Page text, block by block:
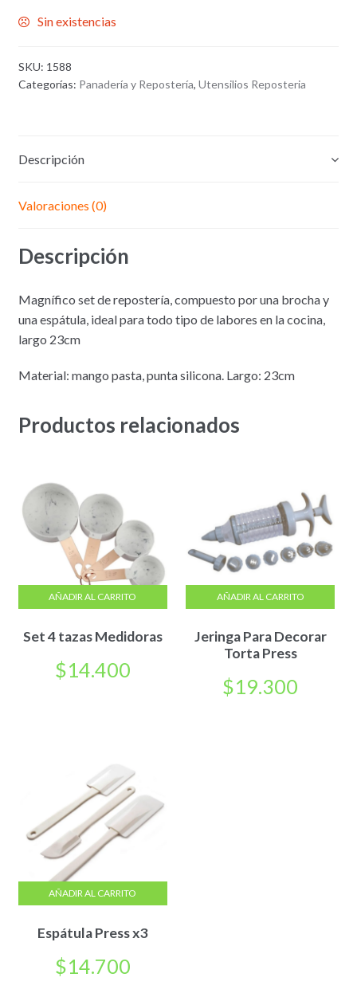
Sin existencias
SKU: 1588
Categorías: Panadería y Repostería, Utensilios Reposteria
Descripción
Valoraciones (0)
Descripción
Magnífico set de repostería, compuesto por una brocha y
una espátula, ideal para todo tipo de labores en la cocina,
largo 23cm
Material: mango pasta, punta silicona. Largo: 23cm
Productos relacionados
Set 4 tazas Medidoras
$14.400
AÑADIR AL CARRITO
Jeringa Para Decorar
Torta Press
$19.300
AÑADIR AL CARRITO
Espátula Press x3
$14.700
AÑADIR AL CARRITO